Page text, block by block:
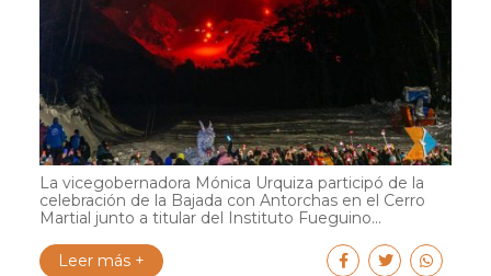
La vicegobernadora Mónica Urquiza participó de la
celebración de la Bajada con Antorchas en el Cerro
Martial junto a titular del Instituto Fueguino...
Leer más +